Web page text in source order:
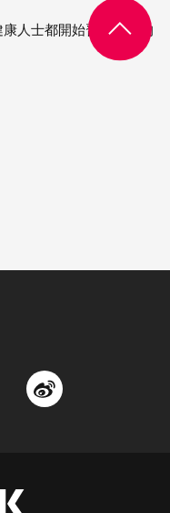
人士都開始習成跑步的